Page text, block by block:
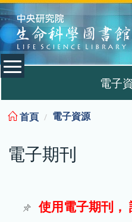
:::
電子
電子
首頁 電子資源
電子期刊
使用電子期刊，